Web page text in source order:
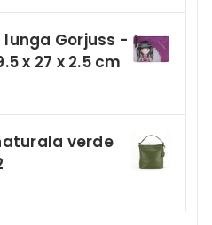
Gorjuss -
x 27 x 2.5 cm
verde